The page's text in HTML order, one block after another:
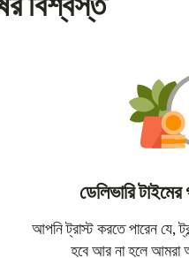
বিশ্বস্ত
উইন্ডোতে খুলবে)
ডেলিভারি টাইমের
আপনি ট্রাস্ট করতে পারেন যে,
হবে আর না হলে আমরা